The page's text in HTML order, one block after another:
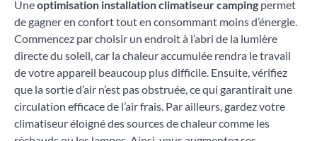
Uneoptimisation installation climatiseur camping permet
de gagner en confort tout en consommant moins d’énergie.
Commencez par choisir un endroit à l’abri de la lumière
directe du soleil, car la chaleur accumulée rendra le travail
de votre appareil beaucoup plus difficile. Ensuite, vérifiez
que la sortie d’air n’est pas obstruée, ce qui garantirait une
circulation efficace de l’air frais. Par ailleurs, gardez votre
climatiseur éloigné des sources de chaleur comme les